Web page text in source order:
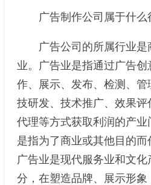
广告制作公司属于什么
广告公司的所属行业是
业。广告业是指通过广告创
作、展示、发布、检测、
技研发、技术推广、效果
代理等方式获取利润的产业
是指为了商业或其他目的而
广告业是现代服务业和文
分，在塑造品牌、展示形